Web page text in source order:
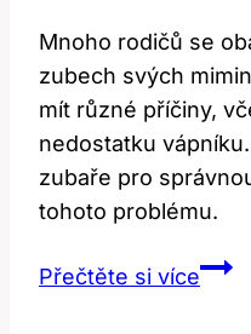
Mnoho rodičů se
zubech svých
mít různé příčiny,
nedostatku
zubaře pro
tohoto problému.
Přečtěte si víceBílé